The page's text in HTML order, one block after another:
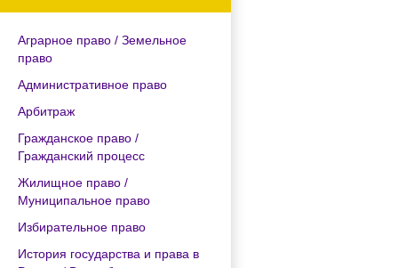
Аграрное право / Земельное
право
Административное право
Арбитраж
Гражданское право /
Гражданский процесс
Жилищное право /
Муниципальное право
Избирательное право
История государства и права в